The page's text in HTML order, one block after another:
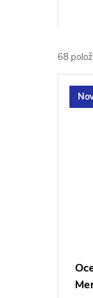
a
z
e
68
V